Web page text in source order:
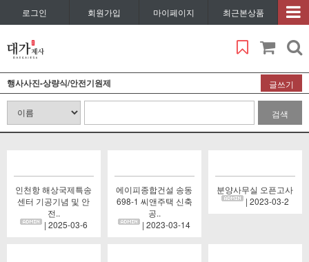
로그인 회원가입 마이페이지 최근본상품
행사사진-상량식/안전기원제 글쓰기
검색
인천항 해상국제특송
센터 기공기념 및 안
전..
| 2025-03-6
에이피종합건설 송동
698-1 씨앤주택 신축
공..
| 2023-03-14
분양사무실 오픈고사
| 2023-03-2